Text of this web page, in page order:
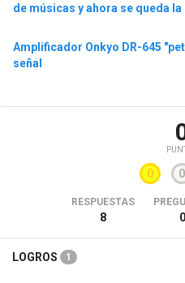
de músicas y ahora se queda
Amplificador Onkyo DR-645
señal
0 0
RESPUESTAS
8 0
LOGROS 1